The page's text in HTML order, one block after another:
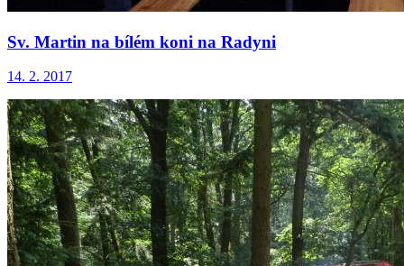
Sv. Martin na bílém koni na Radyni
14. 2. 2017